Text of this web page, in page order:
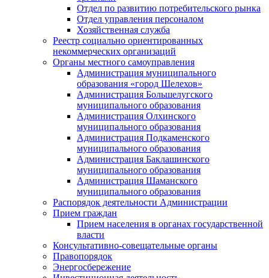
Отдел по развитию потребительского рынка
Отдел управления персоналом
Хозяйственная служба
Реестр социально ориентированных
некоммерческих организаций
Органы местного самоуправления
Администрация муниципального
образования «город Шелехов»
Администрация Большелугского
муниципального образования
Администрация Олхинского
муниципального образования
Администрация Подкаменского
муниципального образования
Администрация Баклашинского
муниципального образования
Администрация Шаманского
муниципального образования
Распорядок деятельности Администрации
Прием граждан
Прием населения в органах государственной
власти
Консультативно-совещательные органы
Правопорядок
Энергосбережение